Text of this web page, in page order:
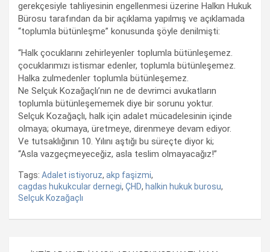
gerekçesiyle tahliyesinin engellenmesi üzerine Halkın Hukuk
Bürosu tarafından da bir açıklama yapılmış ve açıklamada
“toplumla bütünleşme” konusunda şöyle denilmişti:
“Halk çocuklarını zehirleyenler toplumla bütünleşemez.
çocuklarımızı istismar edenler, toplumla bütünleşemez.
Halka zulmedenler toplumla bütünleşemez.
Ne Selçuk Kozağaçlı’nın ne de devrimci avukatların
toplumla bütünleşememek diye bir sorunu yoktur.
Selçuk Kozağaçlı, halk için adalet mücadelesinin içinde
olmaya; okumaya, üretmeye, direnmeye devam ediyor.
Ve tutsaklığının 10. Yılını aştığı bu süreçte diyor ki;
“Asla vazgeçmeyeceğiz, asla teslim olmayacağız!”
Tags: Adalet istiyoruz, akp faşizmi,
cagdas hukukcular dernegi, ÇHD, halkin hukuk burosu,
Selçuk Kozağaçlı
Yazı